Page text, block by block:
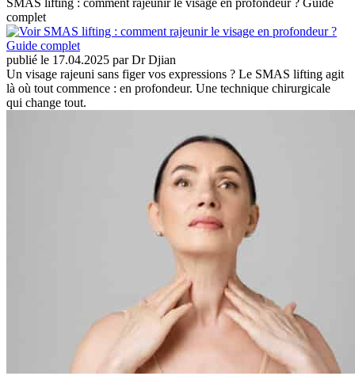
SMAS lifting : comment rajeunir le visage en profondeur ? Guide
complet
publié le 17.04.2025 par Dr Djian
Un visage rajeuni sans figer vos expressions ? Le SMAS lifting agit
là où tout commence : en profondeur. Une technique chirurgicale
qui change tout.